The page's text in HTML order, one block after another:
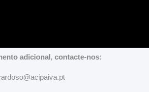
adicional, contacte-nos: